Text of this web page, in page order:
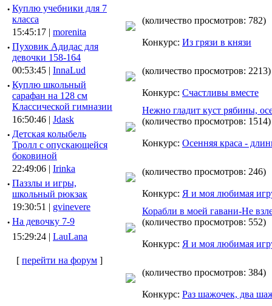
· Куплю учебники для 7
класса
15:45:17 | morenita
· Пуховик Адидас для
девочки 158-164
00:53:45 | InnaLud
· Куплю школьный
сарафан на 128 см
Классической гимназии
16:50:46 | Jdask
· Детская колыбель
Тролл с опускающейся
боковиной
22:49:06 | Irinka
· Паззлы и игры,
школьный рюкзак
19:30:51 | gvinevere
· Hа девочку 7-9
15:29:24 | LauLana
[ перейти на форум ]
(количество просмотров: 782)
Конкурс: Из грязи в князи
(количество просмотров: 2213)
Конкурс: Счастливы вместе
Нежно гладит куст рябины,
(количество просмотров: 1514)
Конкурс: Осенняя краса -
(количество просмотров: 246)
Конкурс: Я и моя любимая
Корабли в моей гавани-Не
(количество просмотров: 552)
Конкурс: Я и моя любимая
(количество просмотров: 384)
Конкурс: Раз шажочек, два